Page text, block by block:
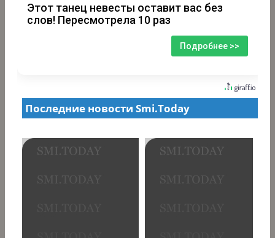
Этот танец невесты оставит вас без
слов! Пересмотрела 10 раз
Подробнее >>